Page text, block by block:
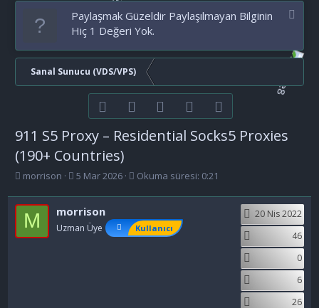
Paylaşmak Güzeldir Paylaşılmayan Bilginin
Hiç 1 Değeri Yok.
Sanal Sunucu (VDS/VPS)
FacebookTwitter youtubeBize ulaşın
911 S5 Proxy – Residential Socks5 Proxies
(190+ Countries)
K
n
b
u
y
morrison
B
ş
l
a
5 Mar 2026 Okuma süresi: 0:21
M morrison
Uzman Üye Kullanıcı
20 Nis 2022
46
0
6
26